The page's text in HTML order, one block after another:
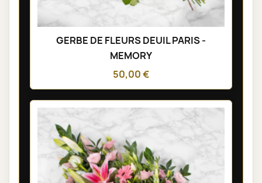
GERBE DE FLEURS DEUIL PARIS -
MEMORY
50,00 €